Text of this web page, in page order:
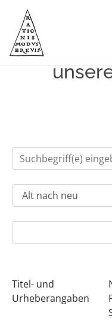
Einfache
Titel- und
Urheberangaben